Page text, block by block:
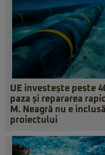
UE investește peste
paza și repararea
M. Neagră nu e
proiectului